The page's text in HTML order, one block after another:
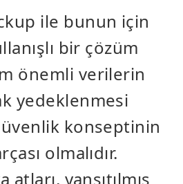
ile bunun için
bir çözüm
önemli verilerin
yedeklenmesi
konseptinin
olmalıdır.
yansıtılmış